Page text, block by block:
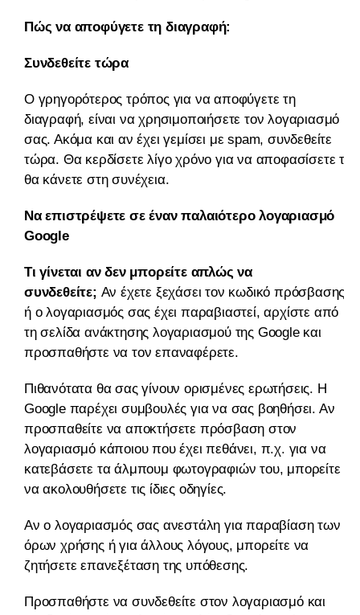
Πώς να αποφύγετε τη διαγραφή:
Συνδεθείτε τώρα
Ο γρηγορότερος τρόπος για να αποφύγετε τη
διαγραφή, είναι να χρησιμοποιήσετε τον λογαριασμό
σας. Ακόμα και αν έχει γεμίσει με spam, συνδεθείτε
τώρα. Θα κερδίσετε λίγο χρόνο για να αποφασίσετε τι
θα κάνετε στη συνέχεια.
Να επιστρέψετε σε έναν παλαιότερο λογαριασμό
Google
Τι γίνεται αν δεν μπορείτε απλώς να
συνδεθείτε; Αν έχετε ξεχάσει τον κωδικό πρόσβασης
ή ο λογαριασμός σας έχει παραβιαστεί, αρχίστε από
τη σελίδα ανάκτησης λογαριασμού της Google και
προσπαθήστε να τον επαναφέρετε.
Πιθανότατα θα σας γίνουν ορισμένες ερωτήσεις. Η
Google παρέχει συμβουλές για να σας βοηθήσει. Αν
προσπαθείτε να αποκτήσετε πρόσβαση στον
λογαριασμό κάποιου που έχει πεθάνει, π.χ. για να
κατεβάσετε τα άλμπουμ φωτογραφιών του, μπορείτε
να ακολουθήσετε τις ίδιες οδηγίες.
Αν ο λογαριασμός σας ανεστάλη για παραβίαση των
όρων χρήσης ή για άλλους λόγους, μπορείτε να
ζητήσετε επανεξέταση της υπόθεσης.
Προσπαθήστε να συνδεθείτε στον λογαριασμό και